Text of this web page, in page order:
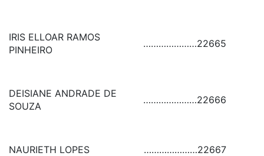
IRIS ELLOAR RAMOS
PINHEIRO
…………………22665
DEISIANE ANDRADE DE
SOUZA
…………………22666
NAURIETH LOPES …………………22667